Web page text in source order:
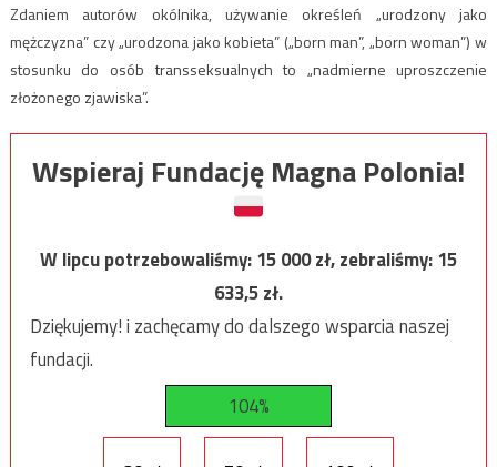
Zdaniem autorów okólnika, używanie określeń „urodzony jako
mężczyzna” czy „urodzona jako kobieta” („born man”, „born woman”) w
stosunku do osób transseksualnych to „nadmierne uproszczenie
złożonego zjawiska”.
Wspieraj Fundację Magna Polonia!
W lipcu potrzebowaliśmy:15 000zł, zebraliśmy:15
633,5zł.
Dziękujemy! i zachęcamy do dalszego wsparcia naszej
fundacji.
104%